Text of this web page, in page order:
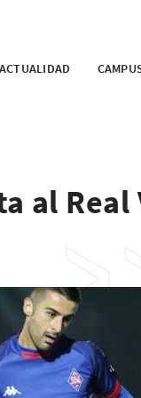
ACTUALIDAD
al